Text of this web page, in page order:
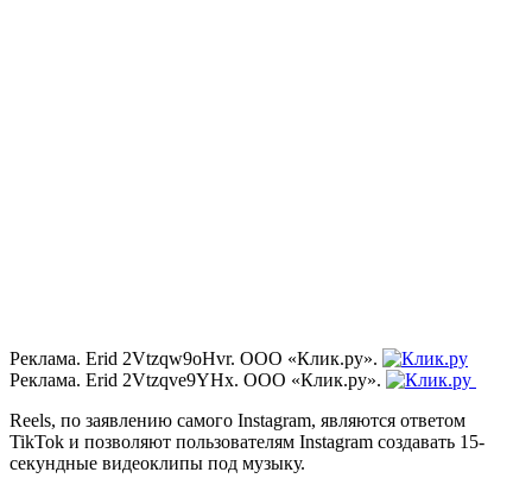
Реклама. Erid 2Vtzqw9oHvr. ООО «Клик.ру».
Реклама. Erid 2Vtzqve9YHx. ООО «Клик.ру».
Reels, по заявлению самого Instagram, являются ответом
TikTok и позволяют пользователям Instagram создавать 15-
секундные видеоклипы под музыку.